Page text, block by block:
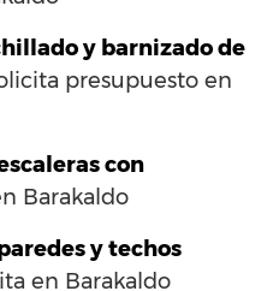
y barnizado de
presupuesto en
con
Barakaldo
y techos
en Barakaldo